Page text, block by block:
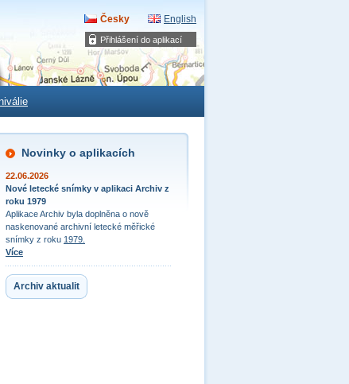
Přihlášení do aplikací
Česky English
Novinky o aplikacích
22.06.2026
Nové letecké snímky v aplikaci Archiv z
roku 1979
Aplikace Archiv byla doplněna o nově
naskenované archivní letecké měřické
snímky z roku 1979.
Více
Archiv aktualit